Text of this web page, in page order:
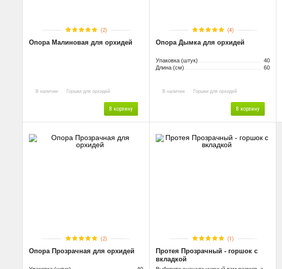
(2)
Опора Малиновая для орхидей
В наличии Горшки для орхидей
В корзину
(4)
Опора Дымка для орхидей
Упаковка (штук)
40
Длина (см)
60
В наличии Горшки для орхидей
В корзину
(2)
Опора Прозрачная для орхидей
(1)
Протея Прозрачный - горшок с
вкладкой